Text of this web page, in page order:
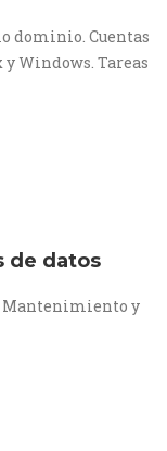
dominio. Cuentas
Windows. Tareas
de datos
Mantenimiento y